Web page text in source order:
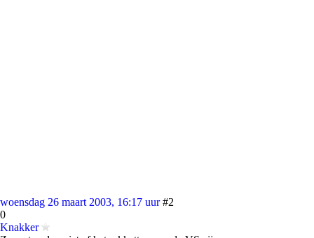
woensdag 26 maart 2003, 16:17 uur #2
0
Knakker